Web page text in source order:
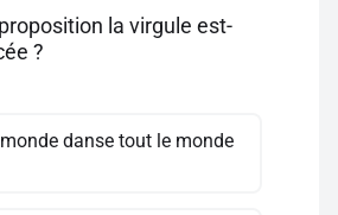
la virgule est-
?
danse tout le monde